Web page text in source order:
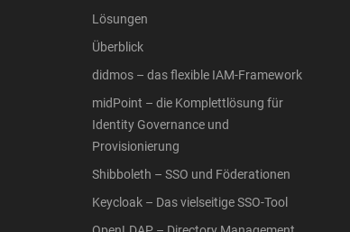
Lösungen
Überblick
didmos – das flexible IAM-Framework
midPoint – die Komplettlösung für
Identity Governance und
Provisionierung
Shibboleth – SSO und Föderationen
Keycloak – Das vielseitige SSO-Tool